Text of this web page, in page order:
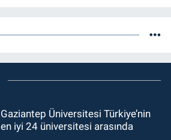
Gaziantep Üniversitesi Türkiye’nin
en iyi 24 üniversitesi arasında